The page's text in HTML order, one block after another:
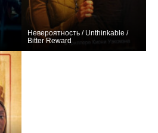
Невероятность / Unthinkable /
Bitter Reward